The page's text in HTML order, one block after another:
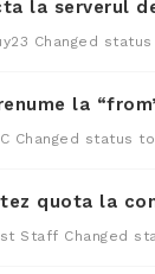
la serverul
Changed
la
Changed status
quota la
Staff Changed